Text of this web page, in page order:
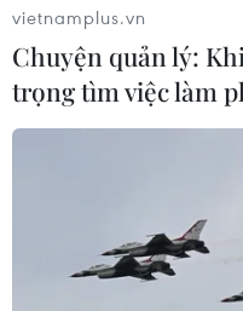
vietnamplus.vn
Chuyện quản lý:
trọng tìm việc làm